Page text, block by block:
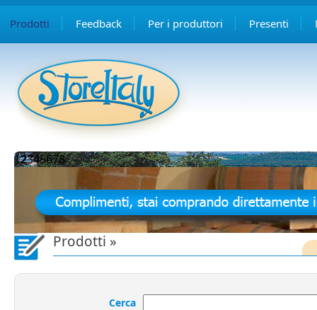
Prodotti Feedback Per i produttori Presenti
12345678
Prodotti »
Cerca